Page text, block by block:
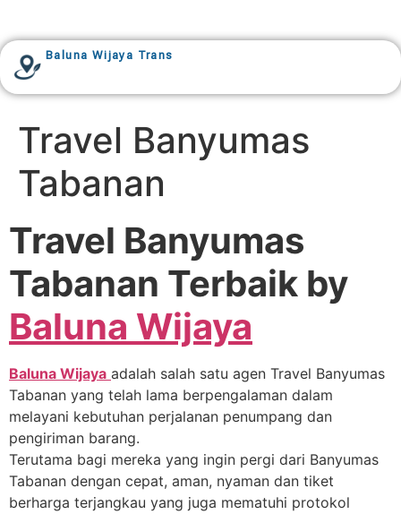
Baluna Wijaya Trans
Travel Banyumas
Tabanan
Travel Banyumas
Tabanan Terbaik by
Baluna Wijaya
Baluna Wijaya adalah salah satu agen Travel Banyumas
Tabanan yang telah lama berpengalaman dalam
melayani kebutuhan perjalanan penumpang dan
pengiriman barang.
Terutama bagi mereka yang ingin pergi dari Banyumas
Tabanan dengan cepat, aman, nyaman dan tiket
berharga terjangkau yang juga mematuhi protokol